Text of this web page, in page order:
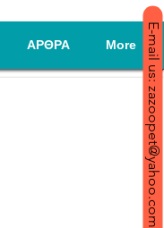
E-mail us: zazoopet@yahoo.com
ΑΡΘΡΑ More